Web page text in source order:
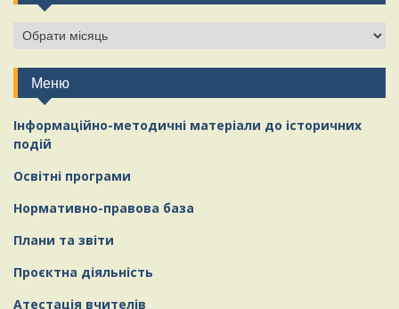
Архів
Меню
Інформаційно-методичні матеріали до історичних
подій
Освітні програми
Нормативно-правова база
Плани та звіти
Проєктна діяльність
Атестація вчителів